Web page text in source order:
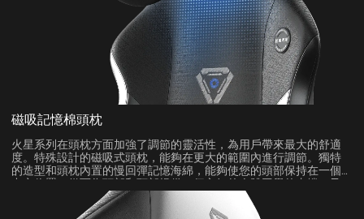
磁吸記憶棉頭枕
火星系列在頭枕方面加強了調節的靈活性，為用戶帶來最大的舒適
度。特殊設計的磁吸式頭枕，能夠在更大的範圍內進行調節。獨特
的造型和頭枕內置的慢回彈記憶海綿，能夠使您的頭部保持在一個
中立位置，從而為頭部和頸部提供一個良好的人體工學的支撐，及
緩解壓力。而設計精巧的磁吸結構，則可以確保頭枕牢牢固定在靠
背上適當的位置，讓您安心無憂。